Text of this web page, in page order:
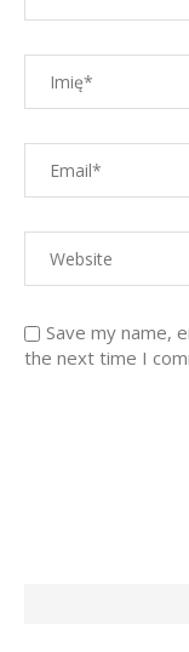
Save my name,
the next time I